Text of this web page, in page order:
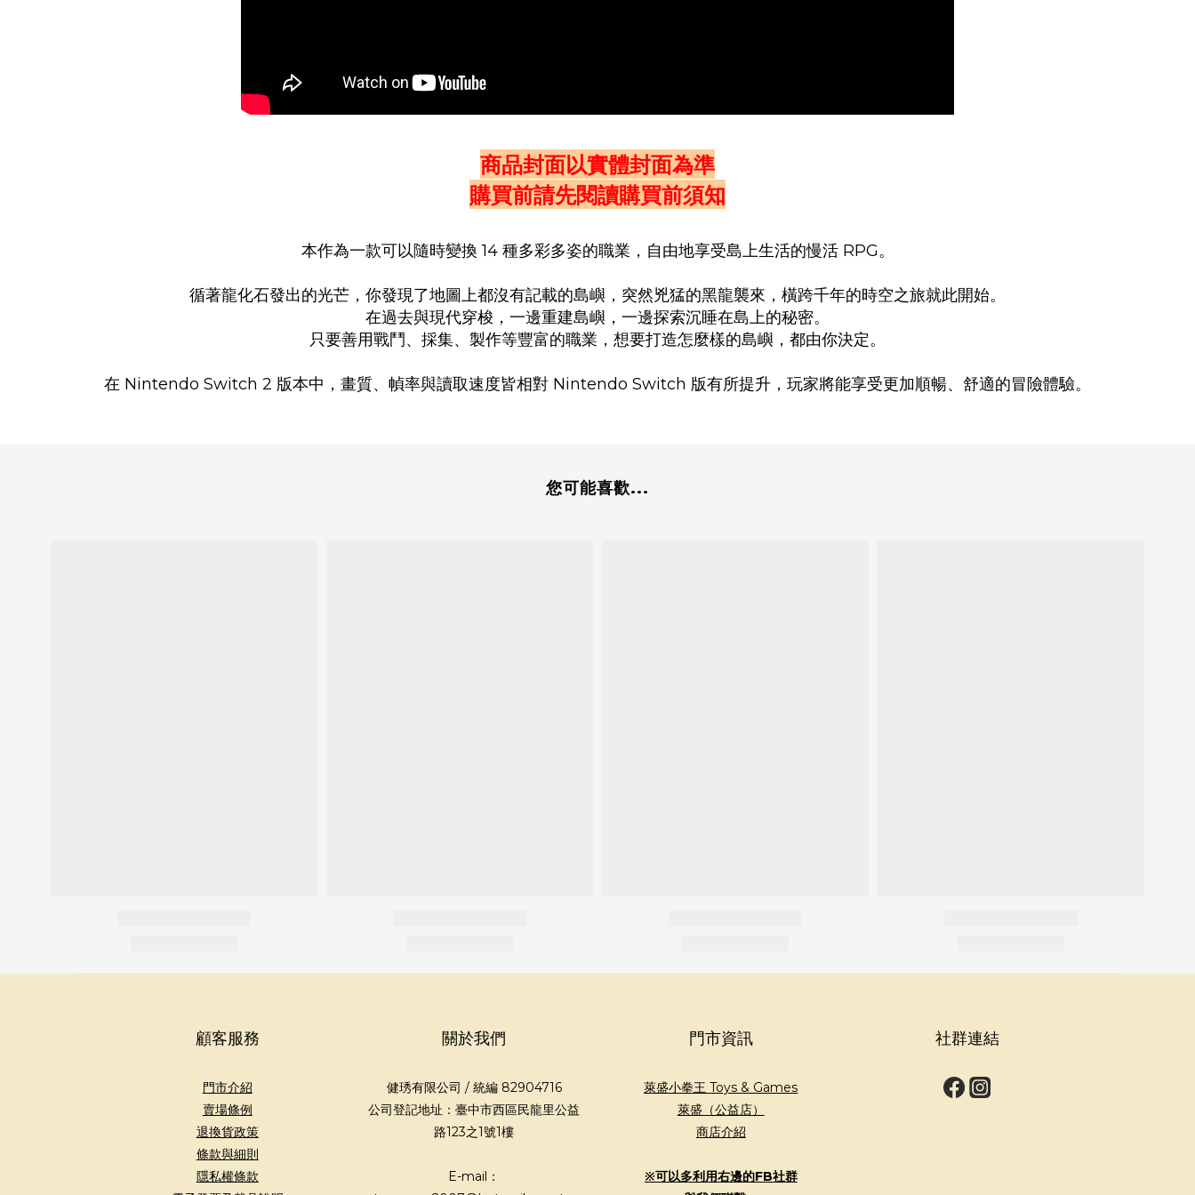
商品封面以實體封面為準
購買前請先閱讀購買前須知
本作為一款可以隨時變換 14 種多彩多姿的職業，自由地享受島上生活的慢活 RPG。
循著龍化石發出的光芒，你發現了地圖上都沒有記載的島嶼，突然兇猛的黑龍襲來，橫跨千年的時空之旅就此開始。
在過去與現代穿梭，一邊重建島嶼，一邊探索沉睡在島上的秘密。
只要善用戰鬥、採集、製作等豐富的職業，想要打造怎麼樣的島嶼，都由你決定。
在 Nintendo Switch 2 版本中，畫質、幀率與讀取速度皆相對 Nintendo Switch 版有所提升，玩家將能享受更加順暢、舒適的冒險體驗。
您可能喜歡...
顧客服務
門市介紹
賣場條例
退換貨政策
條款與細則
隱私權條款
關於我們
健琇有限公司 / 統編 82904716
公司登記地址：臺中市西區民龍里公益
路123之1號1樓
E-mail：
門市資訊
萊盛小拳王 Toys & Games
萊盛（公益店）
商店介紹
※可以多利用右邊的FB社群
社群連結